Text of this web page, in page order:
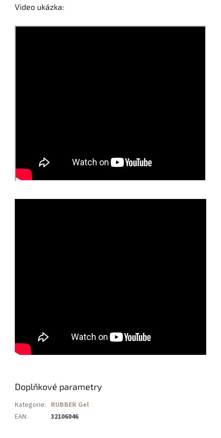
Video ukázka:
Doplňkové parametry
Kategorie: RUBBER Gel
EAN: 32106046